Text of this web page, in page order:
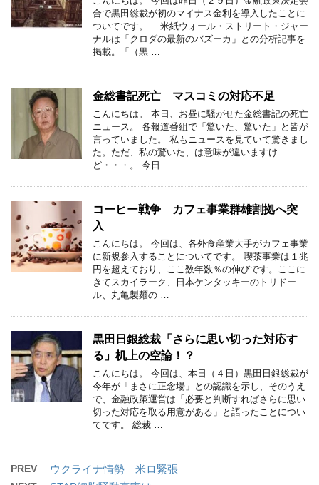
合で黒田総裁が初のマイナス金利を導入したことに
ついてです。 米紙ウォール・ストリート・ジャー
ナルは「クロダの最新のバズーカ」との分析記事を
掲載。「（黒 …
金総書記死亡 マスコミの対応不足
こんにちは。 本日、お昼に騒がせた金総書記の死亡
ニュース。 各報道番組で「驚いた、驚いた」と皆が
言っていました。 私もニュースを見ていて驚きまし
た。ただ、私の驚いた、は意味が違いますけ
ど・・・。 今日 …
コーヒー戦争 カフェ事業群雄割拠へ突
入
こんにちは。 今回は、各外食産業大手がカフェ事業
に新規参入することについてです。 喫茶事業は１兆
円を超えており、ここ数年数％の伸びです。ここに
きてスカイラーク、日本ケンタッキーのトリドー
ル、丸亀製麺の …
黒田日銀総裁「さらに思い切った対応す
る」机上の空論！？
こんにちは。 今回は、本日（４日）黒田日銀総裁が
今年が「まさに正念場」との認識を示し、そのうえ
で、金融政策運営は「必要と判断すればさらに思い
切った対応を取る用意がある」と語ったことについ
てです。 総裁 …
PREV ウクライナ情勢 米ロ緊張